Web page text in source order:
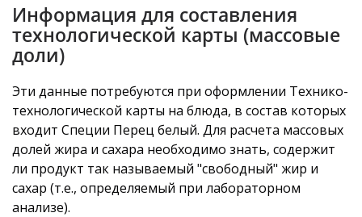
Информация для составления
технологической карты (массовые
доли)
Эти данные потребуются при оформлении Технико-
технологической карты на блюда, в состав которых
входит Специи Перец белый. Для расчета массовых
долей жира и сахара необходимо знать, содержит
ли продукт так называемый "свободный" жир и
сахар (т.е., определяемый при лабораторном
анализе).